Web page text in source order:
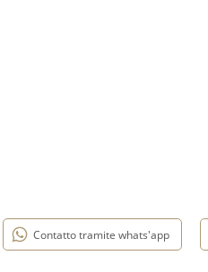
Contatto tramite whats'app